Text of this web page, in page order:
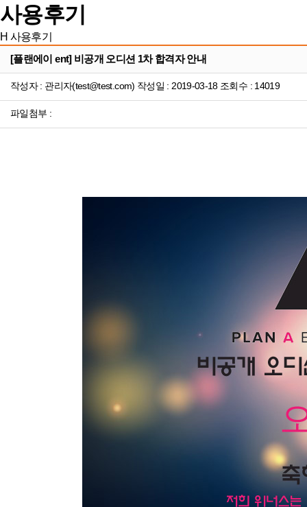
사용후기
H 사용후기
[플랜에이 ent] 비공개 오디션 1차 합격자 안내
작성자 : 관리자(test@test.com) 작성일 : 2019-03-18 조회수 : 14019
파일첨부 :